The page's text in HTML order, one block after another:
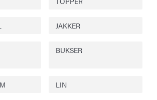
JAKKER
BUKSER
LIN